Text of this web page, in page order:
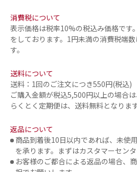
消費税について
表示価格は税率10%の税込み価格です
をしております。1円未満の消費税端
す。
送料について
送料：1回のご注文につき550円(税込)
ご購入金額が税込5,500円以上の場合は
らくとく定期便は、送料無料となります
返品について
商品到着後10日以内であれば、未使
を承ります。まずはカスタマーセンタ
お客様のご都合による返品の場合、